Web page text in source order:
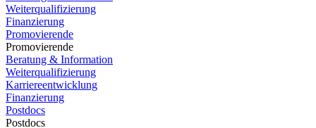
Weiterqualifizierung
Finanzierung
Promovierende
Promovierende
Beratung & Information
Weiterqualifizierung
Karriereentwicklung
Finanzierung
Postdocs
Postdocs